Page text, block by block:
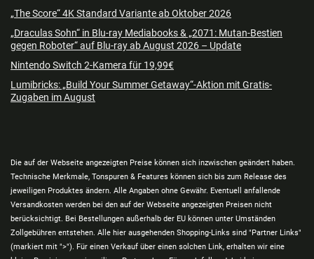
„The Score“ 4K Standard Variante ab Oktober 2026
„Draculas Sohn“ in Blu-ray Mediabooks & „2071: Mutan-Bestien
gegen Roboter“ auf Blu-ray ab August 2026 – Update
Nintendo Switch 2-Kamera für 19,99€
Lumibricks: „Build Your Summer Getaway“-Aktion mit Gratis-
Zugaben im August
Die auf der Webseite angezeigten Preise können sich inzwischen geändert haben.
Technische Merkmale, Tonspuren & Features können sich bis zum Release des
jeweiligen Produktes ändern. Alle Angaben ohne Gewähr. Eventuell anfallende
Versandkosten werden bei den auf der Webseite angezeigten Preisen nicht
berücksichtigt. Bei Bestellungen außerhalb der EU können unter Umständen
Zollgebühren entstehen. Alle hier ausgehenden Shopping-Links sind "Partner Links"
(markiert mit ">"). Für einen Verkauf über einen solchen Link, erhalten wir eine